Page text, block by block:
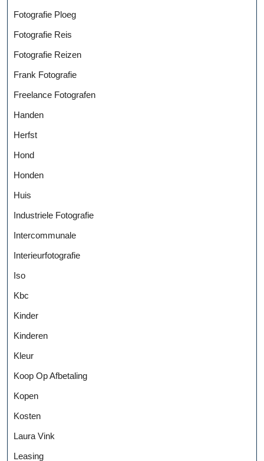
Fotografie Ploeg
Fotografie Reis
Fotografie Reizen
Frank Fotografie
Freelance Fotografen
Handen
Herfst
Hond
Honden
Huis
Industriele Fotografie
Intercommunale
Interieurfotografie
Iso
Kbc
Kinder
Kinderen
Kleur
Koop Op Afbetaling
Kopen
Kosten
Laura Vink
Leasing